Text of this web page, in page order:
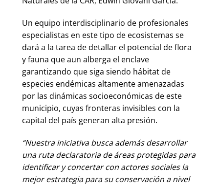
Un equipo interdisciplinario de profesionales
especialistas en este tipo de ecosistemas se
dará a la tarea de detallar el potencial de flora
y fauna que aun alberga el enclave
garantizando que siga siendo hábitat de
especies endémicas altamente amenazadas
por las dinámicas socioeconómicas de este
municipio, cuyas fronteras invisibles con la
capital del país generan alta presión.
“Nuestra iniciativa busca además desarrollar
una ruta declaratoria de áreas protegidas para
identificar y concertar con actores sociales la
mejor estrategia para su conservación a nivel